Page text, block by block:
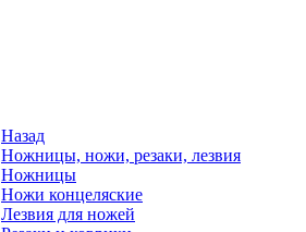
Назад
Ножницы, ножи, резаки, лезвия
Ножницы
Ножи концеляские
Лезвия для ножей